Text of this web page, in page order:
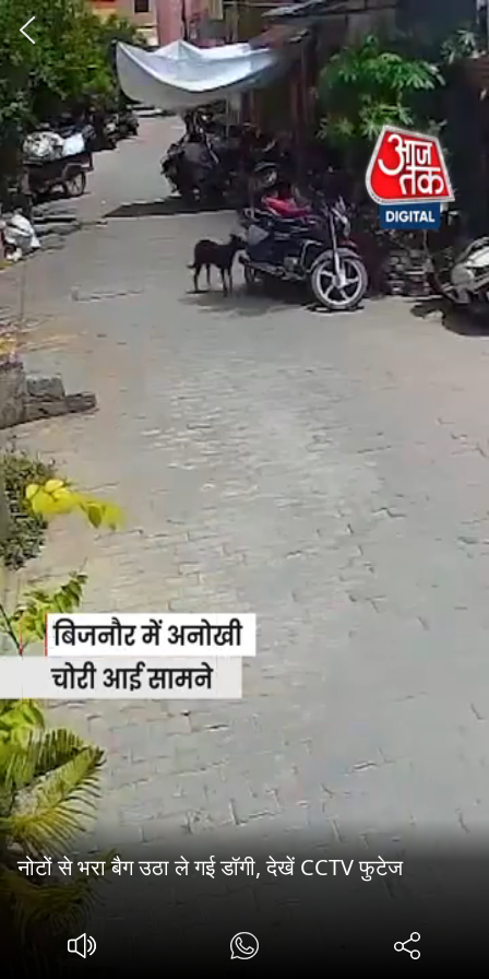
नोटों से भरा बैग उठा ले गई डॉगी, देखें CCTV फुटेज